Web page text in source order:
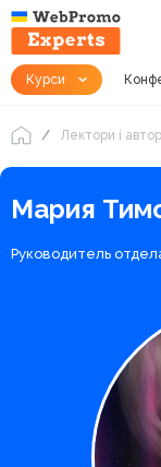
Курси
Лектори і
Мария
Руководитель